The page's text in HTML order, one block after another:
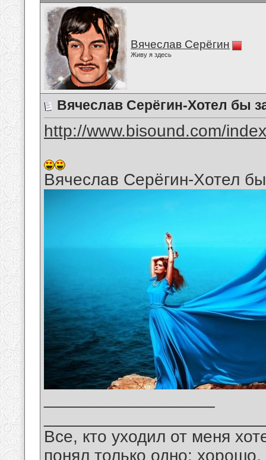
Вячеслав Серёгин
Живу я здесь
Вячеслав Серёгин-Хотел бы
http://www.bisound.com/
Вячеслав Серёгин-Хотел
Все, кто уходил от меня
понял только одно: